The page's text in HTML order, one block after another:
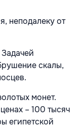
неподалеку от
скалы,
монет.
– 100 тысяч
египетской